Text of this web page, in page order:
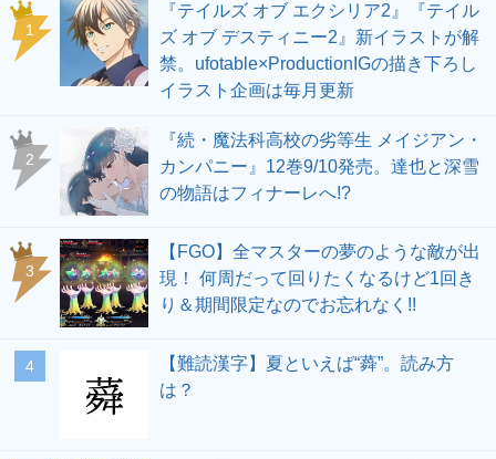
1
『テイルズ オブ エクシリア2』『テイル
ズ オブ デスティニー2』新イラストが解
禁。ufotable×ProductionIGの描き下ろし
イラスト企画は毎月更新
2
『続・魔法科高校の劣等生 メイジアン・
カンパニー』12巻9/10発売。達也と深雪
の物語はフィナーレへ!?
3
【FGO】全マスターの夢のような敵が出
現！ 何周だって回りたくなるけど1回き
り＆期間限定なのでお忘れなく!!
4
【難読漢字】夏といえば“蕣”。読み方
は？